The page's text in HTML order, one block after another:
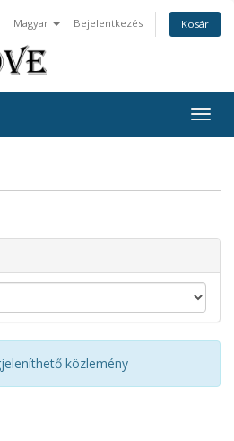
Magyar Bejelentkezés Kosár
közlemény